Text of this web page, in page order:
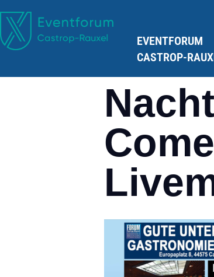
EVENTFORUM
CASTROP-